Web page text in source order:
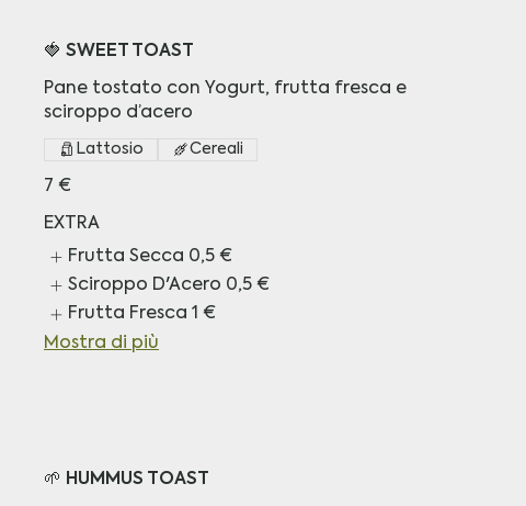
🍓 SWEET TOAST
Pane tostato con Yogurt, frutta fresca e
sciroppo d’acero
7 €
Lattosio Cereali
EXTRA
Frutta Secca 0,5 €
Sciroppo D'Acero 0,5 €
Frutta Fresca 1 €
Mostra di più
🌱 HUMMUS TOAST